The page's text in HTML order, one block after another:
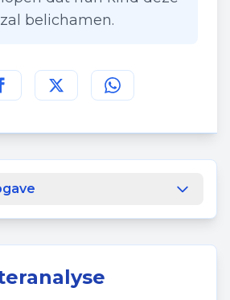
belichamen.
deze pagina op
Deel deze pagina op
Deel deze pagina